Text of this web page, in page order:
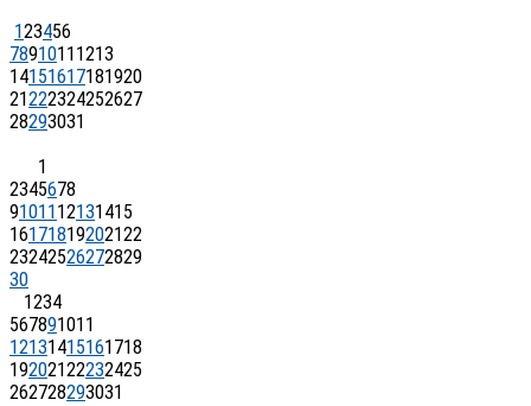
123456
78910111213
14151617181920
21222324252627
28293031
1
2345678
9101112131415
16171819202122
23242526272829
30
1234
567891011
12131415161718
19202122232425
262728293031